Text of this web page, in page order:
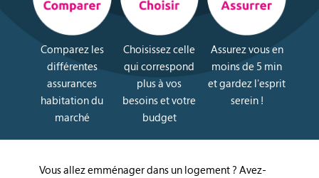
Comparez les
différentes
assurances
habitation du
marché
Choisissez celle
qui correspond
plus à vos
besoins et votre
budget
Assurez vous en
moins de 5 min
et gardez l'esprit
serein !
Vous allez emménager dans un logement ? Avez-